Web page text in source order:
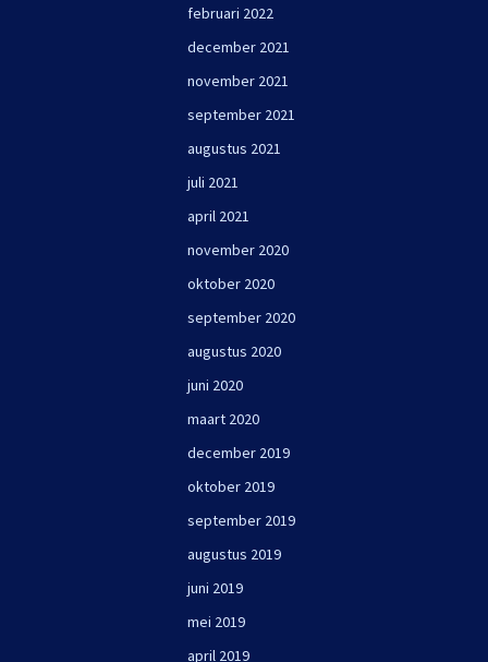
februari 2022
december 2021
november 2021
september 2021
augustus 2021
juli 2021
april 2021
november 2020
oktober 2020
september 2020
augustus 2020
juni 2020
maart 2020
december 2019
oktober 2019
september 2019
augustus 2019
juni 2019
mei 2019
april 2019